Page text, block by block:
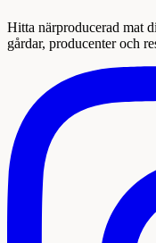
Hitta närproducerad mat
gårdar, producenter och